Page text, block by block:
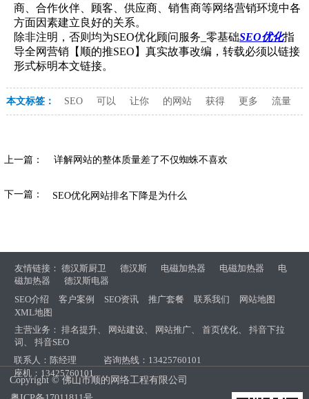
商、合作伙伴、顾客、供应商、销售商等网络营销环境中各
方面因素建立良好的关系。
除非注明，否则均为SEO优化顾问服务_零基础SEO优化指
导全网营销【顺的推SEO】真实故事改编，转载必须以链接
形式标明本文链接。
本文标签： SEO 可以 让你 的网站 获得 更多 流量
上一篇： 详解网站的整体质量差了不仅蜘蛛不喜欢
下一篇： SEO优化网站排名下降是为什么
友情链接：德汉斯厨卫 德汉斯 电磁加热器 电磁加热器
电
磁加热器
德汉斯电器
SEO介绍
客户案例 SEO资讯 推广套餐 联系我们
网站地图
XML地图
主营业务：排名提升、 网站建设、 网站推广、首页优化、抖音下拉
词 、抖音SEO
联系人：陈经理
咨询热线：13425760101
座机：13425760101
Copyright © 佛山市顺的网络工程有限公司